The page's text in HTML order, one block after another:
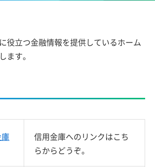
役立つ金融情報を提供しているホーム
ます。
信用金庫へのリンクはこち
らからどうぞ。